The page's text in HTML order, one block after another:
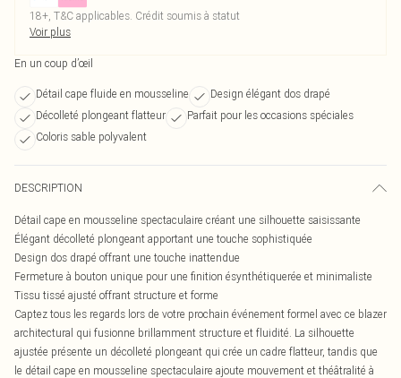
18+, T&C applicables. Crédit soumis à statut
Voir plus
En un coup d’œil
Détail cape fluide en mousseline
Design élégant dos drapé
Décolleté plongeant flatteur
Parfait pour les occasions spéciales
Coloris sable polyvalent
DESCRIPTION
Détail cape en mousseline spectaculaire créant une silhouette saisissante
Élégant décolleté plongeant apportant une touche sophistiquée
Design dos drapé offrant une touche inattendue
Fermeture à bouton unique pour une finition ésynthétiquerée et minimaliste
Tissu tissé ajusté offrant structure et forme
Captez tous les regards lors de votre prochain événement formel avec ce blazer
architectural qui fusionne brillamment structure et fluidité. La silhouette
ajustée présente un décolleté plongeant qui crée un cadre flatteur, tandis que
le détail cape en mousseline spectaculaire ajoute mouvement et théâtralité à